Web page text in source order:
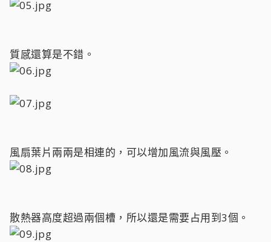
質感還算是不錯。
風扇葉片兩兩是相連的，可以增加風流與風壓。
散熱器高度超過兩個槽，所以還是需要占用到3個。